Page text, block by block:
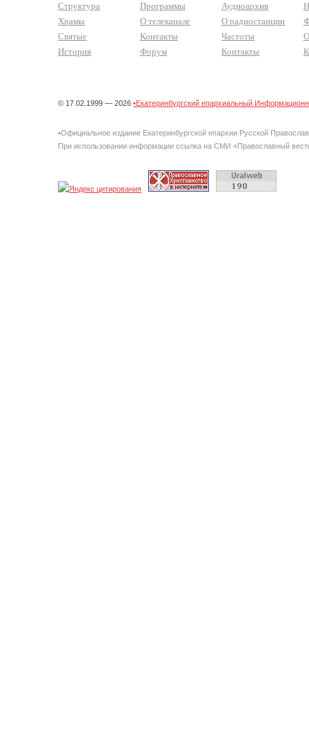
Структура
Храмы
Святые
История
Программы
О телеканале
Контакты
Форум
Аудиоархив
О радиостанции
Частоты
Контакты
© 17.02.1999 — 2026•Екатеринбургский епархиальный
•Официальное издание Екатеринбургской епархии Русской
При использовании информации ссылка на СМИ «Православный